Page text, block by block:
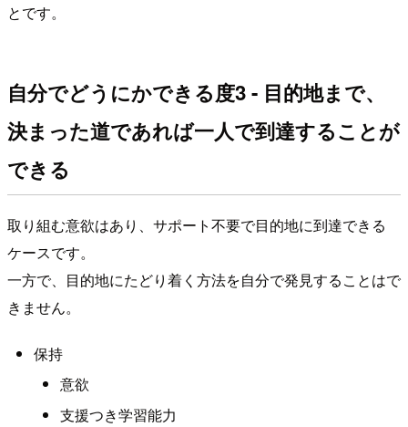
とです。
自分でどうにかできる度3 - 目的地まで、
決まった道であれば一人で到達することが
できる
取り組む意欲はあり、サポート不要で目的地に到達できる
ケースです。
一方で、目的地にたどり着く方法を自分で発見することはで
きません。
保持
意欲
支援つき学習能力